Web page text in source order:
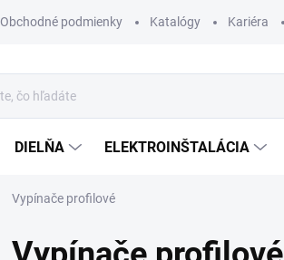
Obchodné podmienky Katalógy Kariéra
DIELŇA ELEKTROINŠTALÁCIA
Vypínače profilové